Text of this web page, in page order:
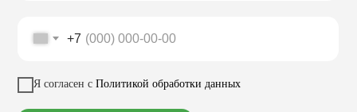
+7
Я согласен с Политикой обработки данных
Заказать звонок